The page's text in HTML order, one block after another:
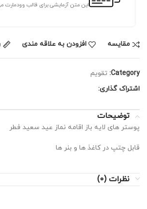
این متن آزمایشی برای قالب وودمارت
مقايسه افزودن به علاقه مندی
Category: تقویم
اشتراک گذاری:
توضیحات
پوستر های لایه باز اقامه نماز عید سعید فطر
قابل چتپ در کاغذ ها و بنر ها
نظرات (0)